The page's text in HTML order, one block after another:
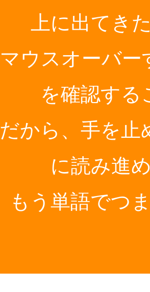
上に出てき
マウスオーバ
を確認す
だから、手を
に読み進
もう単語でつ